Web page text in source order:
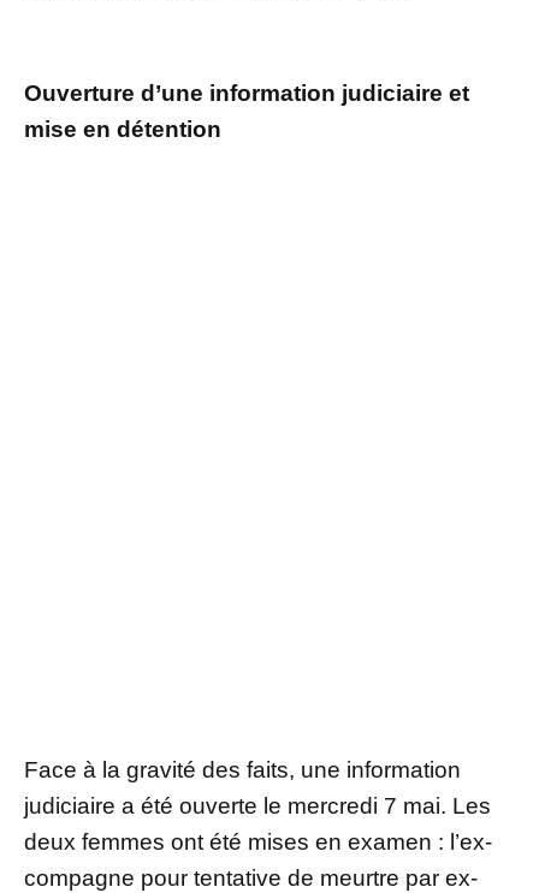
Ouverture d’une information judiciaire et
mise en détention
Face à la gravité des faits, une information
judiciaire a été ouverte le mercredi 7 mai. Les
deux femmes ont été mises en examen : l’ex-
compagne pour tentative de meurtre par ex-